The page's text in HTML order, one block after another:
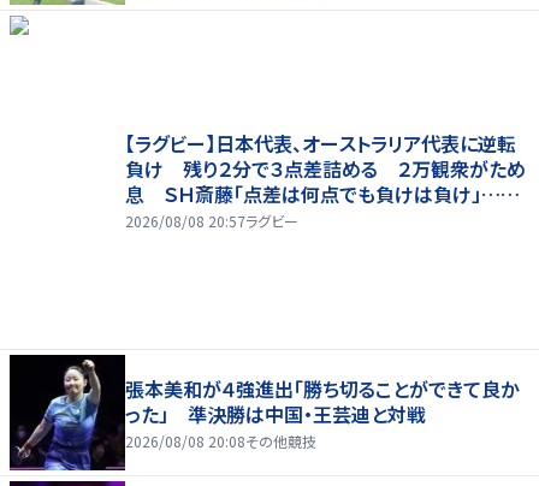
【ラグビー】日本代表、オーストラリア代表に逆転
負け 残り２分で３点差詰める ２万観衆がため
息 ＳＨ斎藤「点差は何点でも負けは負け」…前
半にＳＯ伊藤龍が先制トライ、３２ー３５で惜敗
2026/08/08 20:57ラグビー
張本美和が４強進出「勝ち切ることができて良か
った」 準決勝は中国・王芸迪と対戦
2026/08/08 20:08その他競技